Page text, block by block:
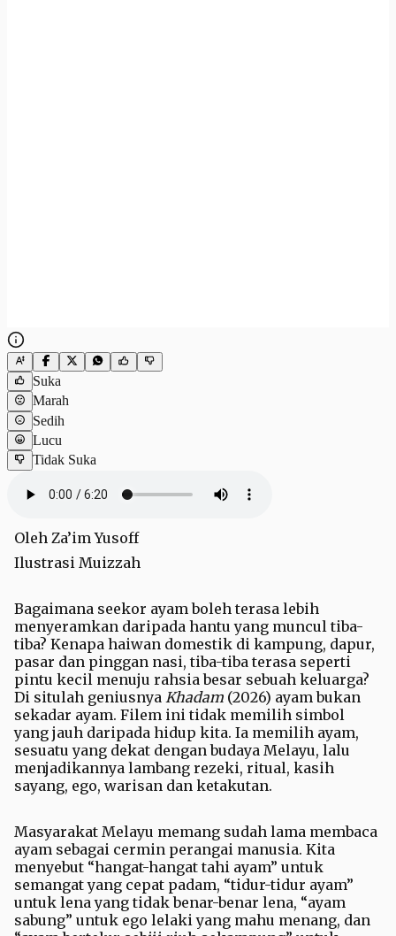
Suka
Marah
Sedih
Lucu
Tidak Suka
Oleh Za’im Yusoff
Ilustrasi Muizzah
Bagaimana seekor ayam boleh terasa lebih
menyeramkan daripada hantu yang muncul tiba-
tiba? Kenapa haiwan domestik di kampung, dapur,
pasar dan pinggan nasi, tiba-tiba terasa seperti
pintu kecil menuju rahsia besar sebuah keluarga?
Di situlah geniusnya Khadam (2026) ayam bukan
sekadar ayam. Filem ini tidak memilih simbol
yang jauh daripada hidup kita. Ia memilih ayam,
sesuatu yang dekat dengan budaya Melayu, lalu
menjadikannya lambang rezeki, ritual, kasih
sayang, ego, warisan dan ketakutan.
Masyarakat Melayu memang sudah lama membaca
ayam sebagai cermin perangai manusia. Kita
menyebut “hangat-hangat tahi ayam” untuk
semangat yang cepat padam, “tidur-tidur ayam”
untuk lena yang tidak benar-benar lena, “ayam
sabung” untuk ego lelaki yang mahu menang, dan